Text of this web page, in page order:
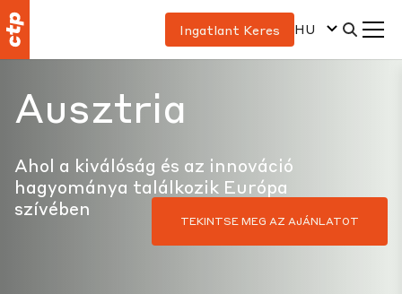
Ingatlant Keres HU
Ausztria
Ahol a kiválóság és az innováció
hagyománya találkozik Európa
szívében
TEKINTSE MEG AZ AJÁNLATOT